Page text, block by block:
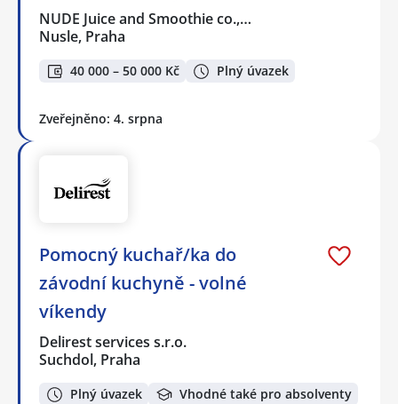
NUDE Juice and Smoothie co.,…
Nusle, Praha
40 000 – 50 000 Kč Plný úvazek
Zveřejněno: 4. srpna
Pomocný kuchař/ka do
závodní kuchyně - volné
víkendy
Delirest services s.r.o.
Suchdol, Praha
Plný úvazek
Vhodné také pro absolventy